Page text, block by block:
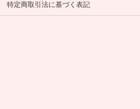
特定商取引法に基づく表記